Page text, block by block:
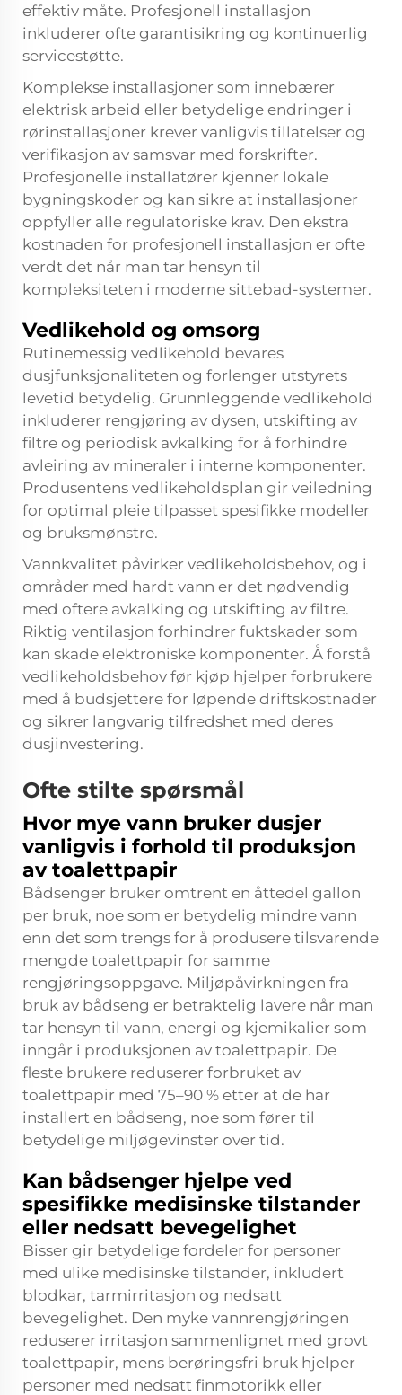
effektiv måte. Profesjonell installasjon
inkluderer ofte garantisikring og kontinuerlig
servicestøtte.
Komplekse installasjoner som innebærer
elektrisk arbeid eller betydelige endringer i
rørinstallasjoner krever vanligvis tillatelser og
verifikasjon av samsvar med forskrifter.
Profesjonelle installatører kjenner lokale
bygningskoder og kan sikre at installasjoner
oppfyller alle regulatoriske krav. Den ekstra
kostnaden for profesjonell installasjon er ofte
verdt det når man tar hensyn til
kompleksiteten i moderne sittebad-systemer.
Vedlikehold og omsorg
Rutinemessig vedlikehold bevares
dusjfunksjonaliteten og forlenger utstyrets
levetid betydelig. Grunnleggende vedlikehold
inkluderer rengjøring av dysen, utskifting av
filtre og periodisk avkalking for å forhindre
avleiring av mineraler i interne komponenter.
Produsentens vedlikeholdsplan gir veiledning
for optimal pleie tilpasset spesifikke modeller
og bruksmønstre.
Vannkvalitet påvirker vedlikeholdsbehov, og i
områder med hardt vann er det nødvendig
med oftere avkalking og utskifting av filtre.
Riktig ventilasjon forhindrer fuktskader som
kan skade elektroniske komponenter. Å forstå
vedlikeholdsbehov før kjøp hjelper forbrukere
med å budsjettere for løpende driftskostnader
og sikrer langvarig tilfredshet med deres
dusjinvestering.
Ofte stilte spørsmål
Hvor mye vann bruker dusjer
vanligvis i forhold til produksjon
av toalettpapir
Bådsenger bruker omtrent en åttedel gallon
per bruk, noe som er betydelig mindre vann
enn det som trengs for å produsere tilsvarende
mengde toalettpapir for samme
rengjøringsoppgave. Miljøpåvirkningen fra
bruk av bådseng er betraktelig lavere når man
tar hensyn til vann, energi og kjemikalier som
inngår i produksjonen av toalettpapir. De
fleste brukere reduserer forbruket av
toalettpapir med 75–90 % etter at de har
installert en bådseng, noe som fører til
betydelige miljøgevinster over tid.
Kan bådsenger hjelpe ved
spesifikke medisinske tilstander
eller nedsatt bevegelighet
Bisser gir betydelige fordeler for personer
med ulike medisinske tilstander, inkludert
blodkar, tarmirritasjon og nedsatt
bevegelighet. Den myke vannrengjøringen
reduserer irritasjon sammenlignet med grovt
toalettpapir, mens berøringsfri bruk hjelper
personer med nedsatt finmotorikk eller